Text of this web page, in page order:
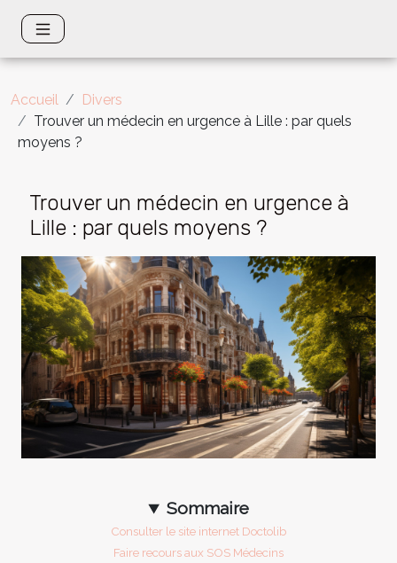
Accueil
Divers
Trouver un médecin en urgence à Lille : par quels
moyens ?
Trouver un médecin en urgence à
Lille : par quels moyens ?
Sommaire
Consulter le site internet Doctolib
Faire recours aux SOS Médecins